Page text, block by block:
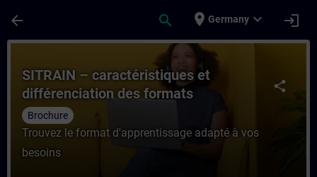
arrow_back search place Germany expand_more login
Course - SITRAIN – caractéristiques et
share
SITRAIN – caractéristiques et
différenciation des formats
d’apprentissage
Brochure
Trouvez le format d'apprentissage adapté à vos
besoins